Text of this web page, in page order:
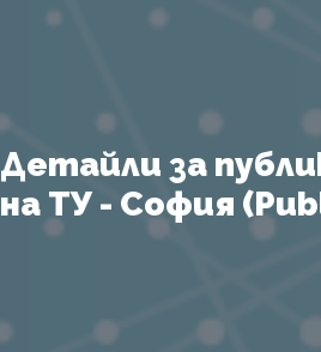
Детайли за
на ТУ - София